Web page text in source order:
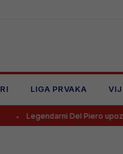
LIGA PRVAKA
Piero upozorio Kerima na